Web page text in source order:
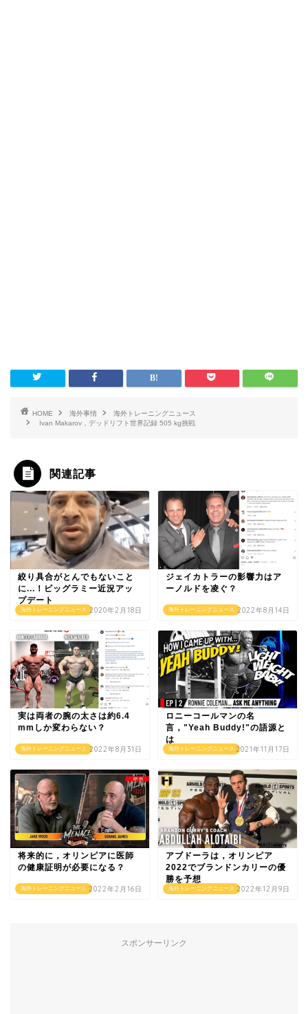
HOME 海外事情
海外トレーニングニュース
Ivan Makarov，デッドリフト世界記録 505 kg挑戦
関連記事
海外トレーニングニュース
絞り具合がとんでもないこと
に...！ビッグラミー近況アッ
プデート
2020年2月18日 海外トレーニングニュース
ジェイカトラーの影響力はア
ーノルドを凌ぐ？
2022年8月14日
海外トレーニングニュース
実は両者の腕の太さは約6.4
mmしか変わらない？
2022年8月31日 海外トレーニングニュース
ロニーコールマンの名
言，"Yeah Buddy!"の語源と
は
2021年11月17日
海外トレーニングニュース
将来的に，オリンピアに医師
の健康証明が必要になる？
2022年2月16日 海外トレーニングニュース
アブドーラは，オリンピア
2022でブランドンカリーの優
勝を予想
2022年12月9日
スポンサーリンク